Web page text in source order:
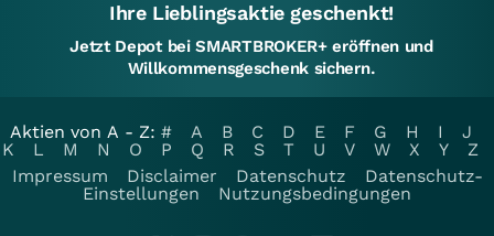
Ihre Lieblingsaktie geschenkt!
Jetzt Depot bei SMARTBROKER+ eröffnen und
Willkommensgeschenk sichern.
Aktien von A - Z: # A B C D E F G H I
J
K
L M N O P Q R S T U V W X Y
Z
Impressum
Disclaimer Datenschutz
Datenschutz-
Einstellungen
Nutzungsbedingungen